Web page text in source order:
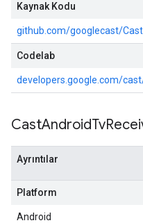
Kaynak Kodu
github.com/googlecast/
Codelab
developers.google.com/
CastAndroidTv
Ayrıntılar
Platform
Android